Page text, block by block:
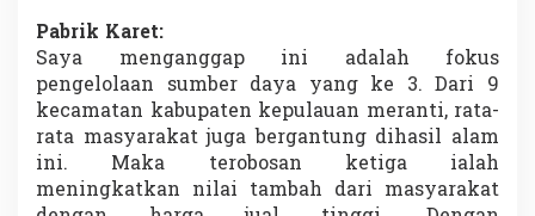
Pabrik Karet:
Saya menganggap ini adalah fokus
pengelolaan sumber daya yang ke 3. Dari 9
kecamatan kabupaten kepulauan meranti, rata-
rata masyarakat juga bergantung dihasil alam
ini. Maka terobosan ketiga ialah
meningkatkan nilai tambah dari masyarakat